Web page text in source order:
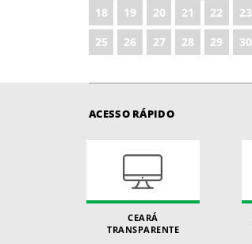
18
19 20 21 22 23
25
26 27 28 29 30
ACESSO RÁPIDO
CEARÁ
TRANSPARENTE